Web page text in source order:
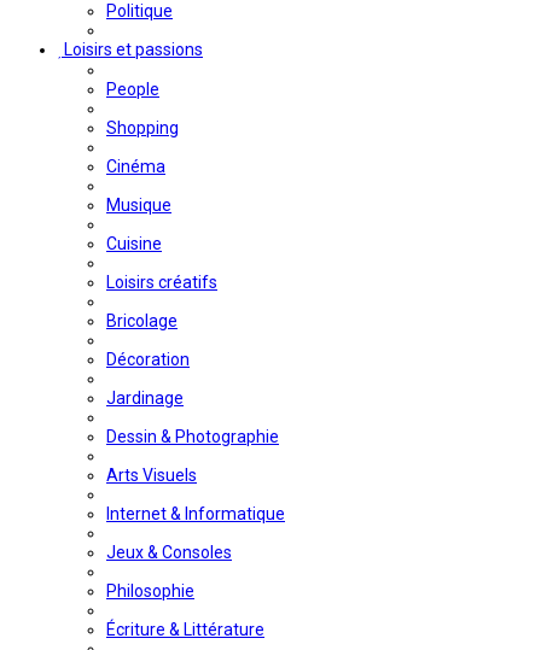
Politique
Loisirs et passions
People
Shopping
Cinéma
Musique
Cuisine
Loisirs créatifs
Bricolage
Décoration
Jardinage
Dessin & Photographie
Arts Visuels
Internet & Informatique
Jeux & Consoles
Philosophie
Écriture & Littérature